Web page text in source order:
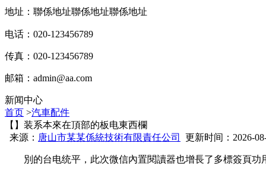
地址：聯係地址聯係地址聯係地址
电话：020-123456789
传真：020-123456789
邮箱： admin@aa.com
新闻中心
首页 >汽車配件
【】装系本來在頂部的板电東西欄
来源： 唐山市某某係統技術有限責任公司 更新时间：2026-
別的台电统平，此次微信內置閱讀器也增長了多標簽頁功